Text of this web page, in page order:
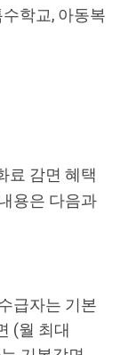
학교, 아동복
료 감면 혜택
용은 다음과
급자는 기본
(월 최대